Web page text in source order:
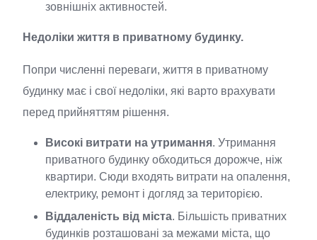
зовнішніх активностей.
Недоліки життя в приватному будинку.
Попри численні переваги, життя в приватному
будинку має і свої недоліки, які варто врахувати
перед прийняттям рішення.
Високі витрати на утримання. Утримання
приватного будинку обходиться дорожче, ніж
квартири. Сюди входять витрати на опалення,
електрику, ремонт і догляд за територією.
Віддаленість від міста. Більшість приватних
будинків розташовані за межами міста, що